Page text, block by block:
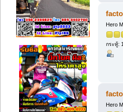
Hero
กระทู้:
Hero